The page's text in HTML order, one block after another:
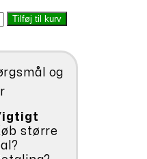
kr.31.998,00.
er:
Tilføj til kurv
og
større